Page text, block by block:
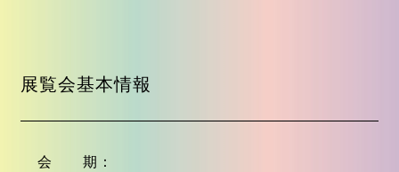
展覧会基本情報
会 期